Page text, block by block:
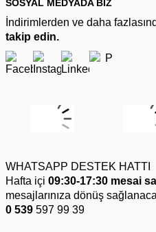
SOSYAL MEDYADA BİZ
İndirimlerden ve daha
takip edin.
WHATSAPP DESTEK HATTI
Hafta içi 09:30-17:30 mesai
mesajlarınıza dönüş
0 539 597 99 39